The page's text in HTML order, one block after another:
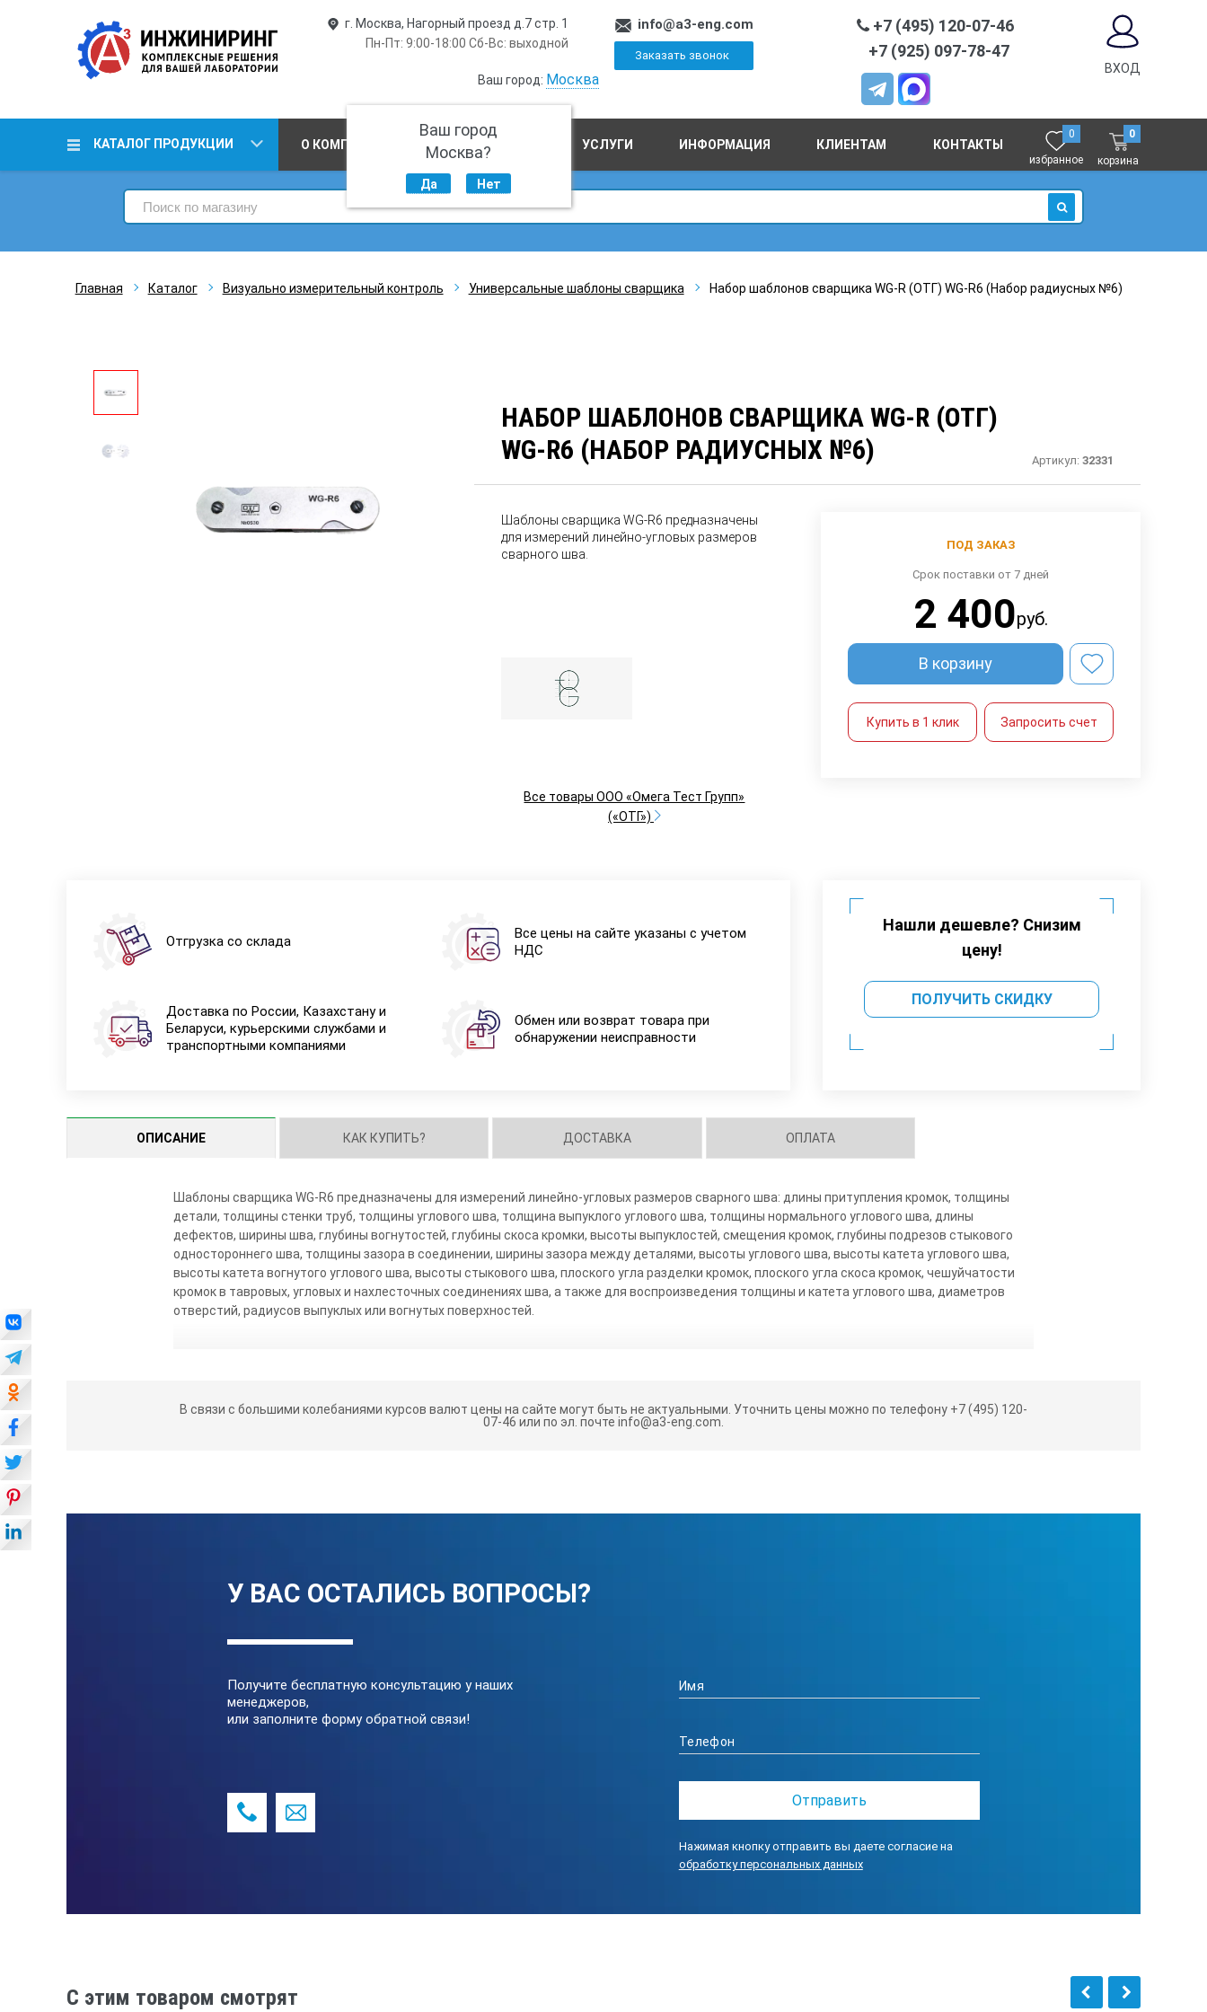
г. Москва, Нагорный проезд д.7 стр. 1
Пн-Пт: 9:00-18:00 Сб-Вс: выходной
Ваш город: Москва
Ваш город
Москва?
Да Нет
info@a3-eng.com
Заказать звонок
+7 (495) 120-07-46
+7 (925) 097-78-47
ВХОД
КАТАЛОГ ПРОДУКЦИИ О КОМПАНИИ ПРОИЗВОДСТВО УСЛУГИ ИНФОРМАЦИЯ КЛИЕНТАМ КОНТАКТЫ
0
избранное
0
корзина
ИСКАТЬ
Главная Каталог Визуально измерительный контроль Универсальные шаблоны сварщика Набор шаблонов сварщика WG-R (ОТГ) WG-R6 (Набор радиусных №6)
НАБОР ШАБЛОНОВ СВАРЩИКА WG-R (ОТГ)
WG-R6 (НАБОР РАДИУСНЫХ №6)
Артикул:32331
Шаблоны сварщика WG-R6 предназначены
для измерений линейно-угловых размеров
сварного шва.
Все товары ООО «Омега Тест Групп»
(«ОТГ»)
ПОД ЗАКАЗ
Срок поставки от 7 дней
2 400руб.
В корзину
Купить в 1 клик Запросить счет
Отгрузка со склада
Все цены на сайте указаны с учетом
НДС
Доставка по России, Казахстану и
Беларуси, курьерскими службами и
транспортными компаниями
Обмен или возврат товара при
обнаружении неисправности
Нашли дешевле? Снизим
цену!
ПОЛУЧИТЬ СКИДКУ
ОПИСАНИЕ КАК КУПИТЬ? ДОСТАВКА ОПЛАТА
Шаблоны сварщика WG-R6 предназначены для измерений линейно-угловых размеров сварного шва: длины притупления кромок, толщины
детали, толщины стенки труб, толщины углового шва, толщина выпуклого углового шва, толщины нормального углового шва, длины
дефектов, ширины шва, глубины вогнутостей, глубины скоса кромки, высоты выпуклостей, смещения кромок, глубины подрезов стыкового
одностороннего шва, толщины зазора в соединении, ширины зазора между деталями, высоты углового шва, высоты катета углового шва,
высоты катета вогнутого углового шва, высоты стыкового шва, плоского угла разделки кромок, плоского угла скоса кромок, чешуйчатости
кромок в тавровых, угловых и нахлесточных соединениях шва, а также для воспроизведения толщины и катета углового шва, диаметров
отверстий, радиусов выпуклых или вогнутых поверхностей.
В связи с большими колебаниями курсов валют цены на сайте могут быть не актуальными. Уточнить цены можно по телефону +7 (495) 120-
07-46 или по эл. почте info@a3-eng.com.
У ВАС ОСТАЛИСЬ ВОПРОСЫ?
Получите бесплатную консультацию у наших
менеджеров,
или заполните форму обратной связи!
Нажимая кнопку отправить вы даете согласие на
обработку персональных данных
C этим товаром смотрят